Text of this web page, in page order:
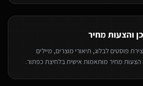
והצעות מחיר
פוסטים לבלוג, תיאורי מוצרים, מיילים
הצעות מחיר מותאמות אישית בלחיצת כפתור.